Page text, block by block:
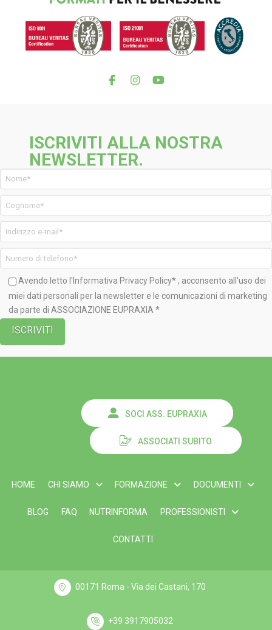
ISCRIVITI ALLA NOSTRA
NEWSLETTER.
Avendo letto l'Informativa Privacy Policy*, acconsento all'uso dei
miei dati personali per la newsletter e le comunicazioni di marketing
da parte di ASSOCIAZIONE EUPRAXIA *
SOCI ASS. EUPRAXIA
ASSOCIATI SUBITO
HOME CHI SIAMO FORMAZIONE DOCUMENTI
BLOG FAQ NUTRINFORMA PROFESSIONISTI
CONTATTI
00171 Roma - Via dei Castani, 170
+39 3917905032